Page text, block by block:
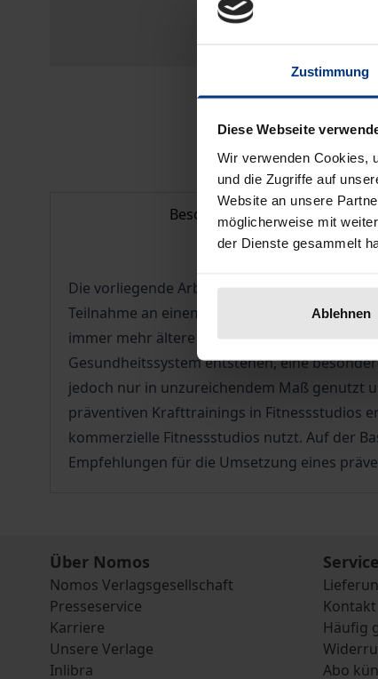
Zustimmung
Diese Webseite
Wir verwenden Cookies,
und die Zugriffe auf
Website an unsere
möglicherweise mit
der Dienste gesammelt
Ablehnen
Beschreibung
Die vorliegende Arbeit gibt einen Überblick
Teilnahme an einem präventiven
immer mehr ältere Menschen an vor allem
Gesundheitssystem entstehen, eine
jedoch nur in unzureichendem Maß genutzt
präventiven Krafttrainings in Fitnessstudios
kommerzielle Fitnessstudios nutzt. Auf der
Empfehlungen für die Umsetzung eines
Über Nomos
Nomos Verlagsgesellschaft
Presseservice
Karriere
Unsere Verlage
Inlibra
Service
Kontakt
Häufig
Abo